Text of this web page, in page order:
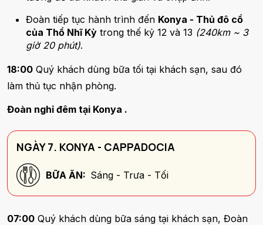
Đoàn tiếp tục hành trình đến Konya - Thủ đô cổ
của Thổ Nhĩ Kỳ trong thế kỷ 12 và 13 (240km ~ 3
giờ 20 phút).
18:00 Quý khách dùng bữa tối tại khách sạn, sau đó
làm thủ tục nhận phòng.
Đoàn nghỉ đêm tại Konya .
NGÀY 7. KONYA - CAPPADOCIA
BỮA ĂN: Sáng - Trưa - Tối
07:00 Quý khách dùng bữa sáng tại khách sạn, Đoàn